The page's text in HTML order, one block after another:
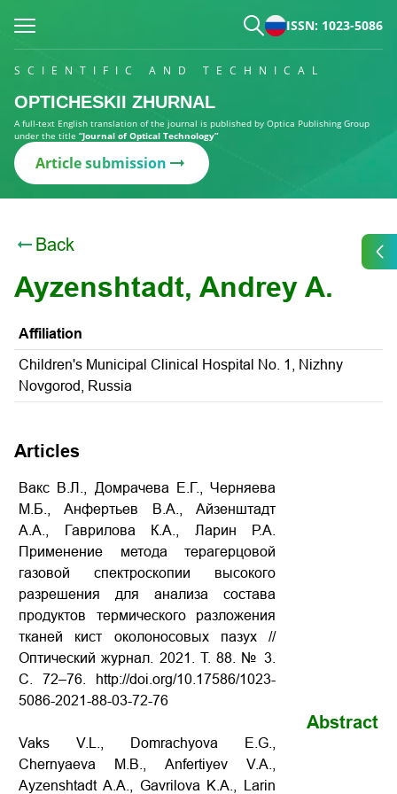
ISSN: 1023-5086
SCIENTIFIC AND TECHNICAL
OPTICHESKII ZHURNAL
A full-text English translation of the journal is published by Optica Publishing Group
under the title “Journal of Optical Technology”
Article submission
Back
Ayzenshtadt, Andrey A.
Affiliation
Children's Municipal Clinical Hospital No. 1, Nizhny
Novgorod, Russia
Articles
Вакс В.Л., Домрачева Е.Г., Черняева
М.Б., Анфертьев В.А., Айзенштадт
А.А., Гаврилова К.А., Ларин Р.А.
Применение метода терагерцовой
газовой спектроскопии высокого
разрешения для анализа состава
продуктов термического разложения
тканей кист околоносовых пазух //
Оптический журнал. 2021. Т. 88. № 3.
С. 72–76. http://doi.org/10.17586/1023-
5086-2021-88-03-72-76
Vaks V.L., Domrachyova E.G.,
Chernyaeva M.B., Anfertiyev V.A.,
Ayzenshtadt A.A., Gavrilova K.A., Larin
Abstract